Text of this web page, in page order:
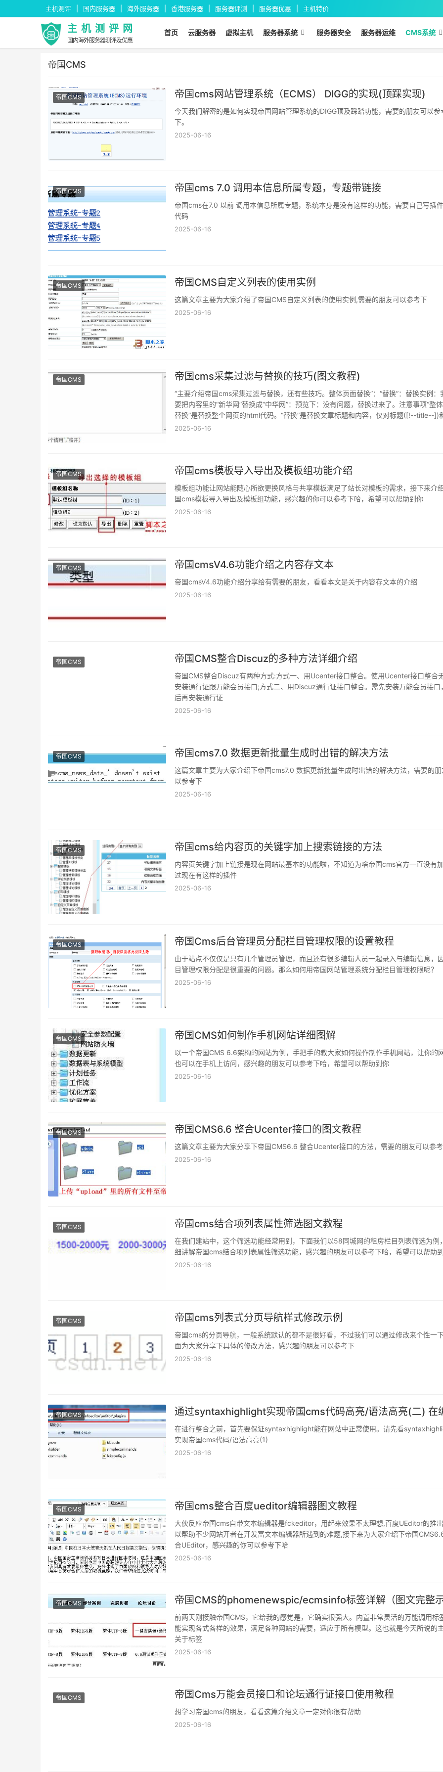
主机测评 国内服务器 海外服务器 香港服务器 服务器评测 服务器优惠 主机特价
主机测评网
国内海外服务器测评及优惠
首页 云服务器 虚拟主机 服务器系统 服务器安全 服务器运维 CMS系统
帝国CMS
帝国CMS 帝国cms网站管理系统（ECMS） DIGG的实现(顶踩实现)
今天我们解密的是如何实现帝国网站管理系统的DIGG顶及踩踏功能，需要的朋友可以参
下。
2025-06-16
帝国CMS 帝国cms 7.0 调用本信息所属专题，专题带链接
帝国cms在7.0 以前 调用本信息所属专题，系统本身是没有这样的功能，需要自己写插
代码
2025-06-16
帝国CMS 帝国CMS自定义列表的使用实例
这篇文章主要为大家介绍了帝国CMS自定义列表的使用实例,需要的朋友可以参考下
2025-06-16
帝国CMS 帝国cms采集过滤与替换的技巧(图文教程)
“主要介绍帝国cms采集过滤与替换，还有些技巧。整体页面替换”：“替换”：替换实例：
要把内容里的“新华网”替换成“中华网”：预览下：没有问题，替换过来了。注意事项“整
替换”是替换整个网页的html代码。“替换”是替换文章标题和内容，仅对标题([!--title--])
-newstext--])起作用...
2025-06-16
帝国CMS 帝国cms模板导入导出及模板组功能介绍
模板组功能让网站能随心所欲更换风格与共享模板满足了站长对模板的需求，接下来介
国cms模板导入导出及模板组功能，感兴趣的你可以参考下哈，希望可以帮助到你
2025-06-16
帝国CMS 帝国cmsV4.6功能介绍之内容存文本
帝国cmsV4.6功能介绍分享给有需要的朋友，看看本文是关于内容存文本的介绍
2025-06-16
帝国CMS 帝国CMS整合Discuz的多种方法详细介绍
帝国CMS整合Discuz有两种方式:方式一、用Ucenter接口整合。使用Ucenter接口整合
安装通行证跟万能会员接口;方式二、用Discuz通行证接口整合。需先安装万能会员接口
后再安装通行证
2025-06-16
帝国CMS 帝国cms7.0 数据更新批量生成时出错的解决方法
这篇文章主要为大家介绍下帝国cms7.0 数据更新批量生成时出错的解决方法，需要的朋
以参考下
2025-06-16
帝国CMS 帝国cms给内容页的关键字加上搜索链接的方法
内容页关键字加上链接是现在网站最基本的功能啦，不知道为啥帝国cms官方一直没有
过现在有这样的插件
2025-06-16
帝国CMS 帝国Cms后台管理员分配栏目管理权限的设置教程
由于站点不仅仅是只有几个管理员管理，而且还有很多编辑人员一起录入与编辑信息，
目管理权限分配是很重要的问题。那么如何用帝国网站管理系统分配栏目管理权限呢？
2025-06-16
帝国CMS 帝国CMS如何制作手机网站详细图解
以一个帝国CMS 6.6架构的网站为例，手把手的教大家如何操作制作手机网站，让你的
也可以在手机上访问，感兴趣的朋友可以参考下哈，希望可以帮助到你
2025-06-16
帝国CMS 帝国CMS6.6 整合Ucenter接口的图文教程
这篇文章主要为大家分享下帝国CMS6.6 整合Ucenter接口的方法，需要的朋友可以参
2025-06-16
帝国CMS 帝国cms结合项列表属性筛选图文教程
在我们建站中，这个筛选功能经常用到，下面我们以58同城网的租房栏目列表筛选为例
细讲解帝国cms结合项列表属性筛选功能，感兴趣的朋友可以参考下哈，希望可以帮助
2025-06-16
帝国CMS 帝国cms列表式分页导航样式修改示例
帝国cms的分页导航，一般系统默认的都不是很好看，不过我们可以通过修改来个性一
面为大家分享下具体的修改方法，感兴趣的朋友可以参考下
2025-06-16
帝国CMS
在进行整合之前，首先要保证syntaxhighlight能在网站中正常使用。请先看
实现帝国cms代码/语法高亮(1)
2025-06-16
帝国CMS 帝国cms整合百度ueditor编辑器图文教程
大伙反应帝国cms自带文本编辑器是fckeditor，用起来效果不太理想,百度UEditor的推
以帮助不少网站开者在开发富文本编辑器所遇到的难题,接下来为大家介绍下帝国
合UEditor，感兴趣的你可以参考下哈
2025-06-16
帝国CMS
前两天刚接触帝国CMS，它给我的感觉是，它确实很强大。内置非常灵活的万能调用标
能实现各式各样的效果，满足各种网站的需要，适应于所有模型。这也就是今天所说的主
关于标签
2025-06-16
帝国CMS 帝国Cms万能会员接口和论坛通行证接口使用教程
想学习帝国cms的朋友，看看这篇介绍文章一定对你很有帮助
2025-06-16